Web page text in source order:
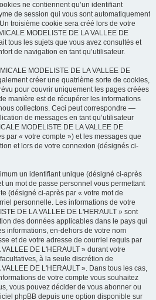
ne contiennent qu’un identifiant
de session qui vous sont automatiquement
troisième cookie sera créé lors de votre
MODELISTE DE LA VALLEE DE
tous les sujets que vous avez consultés et
de navigation en tant qu’utilisateur.
MODELISTE DE LA VALLEE DE
créer une quatrième sorte de cookies,
pour couvrir uniquement les pages créées
manière est de récupérer les informations
collectons. Ceci peut correspondre —
de messages en tant qu’utilisateur
MODELISTE DE LA VALLEE DE
par « votre compte ») et les messages que
et lors de votre connexion (désignés ci-
un identifiant unique (désigné ci-après
un mot de passe personnel vous permettant
(désigné ci-après par « votre mot de
personnelle. Les informations de votre
DE LA VALLEE DE L'HERAULT » sont
des données applicables dans le pays qui
informations, en-dehors de votre nom
et de votre adresse de courriel requis par
DE L'HERAULT » durant votre
à la seule discrétion de
DE L'HERAULT ». Dans tous les cas,
de votre compte vous souhaitez
vous pouvez décider de vous abonner ou
phpBB depuis une option disponible sur